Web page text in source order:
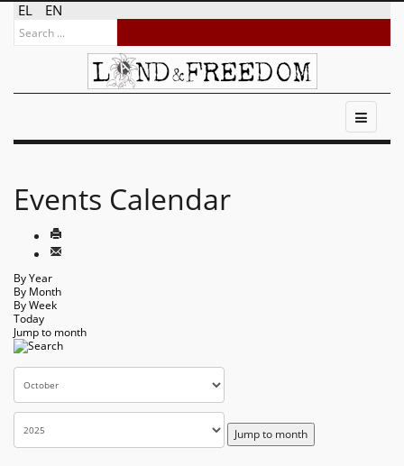
EL EN
Events Calendar
By Year
By Month
By Week
Today
Jump to month
Jump to month